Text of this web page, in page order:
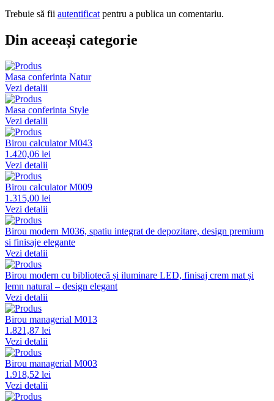
Trebuie să fii autentificat pentru a publica un comentariu.
Din aceeași categorie
Masa conferinta Natur
Vezi detalii
Masa conferinta Style
Vezi detalii
Birou calculator M043
1.420,06 lei
Vezi detalii
Birou calculator M009
1.315,00 lei
Vezi detalii
Birou modern M036, spatiu integrat de depozitare, design premium
si finisaje elegante
Vezi detalii
Birou modern cu bibliotecă și iluminare LED, finisaj crem mat și
lemn natural – design elegant
Vezi detalii
Birou managerial M013
1.821,87 lei
Vezi detalii
Birou managerial M003
1.918,52 lei
Vezi detalii